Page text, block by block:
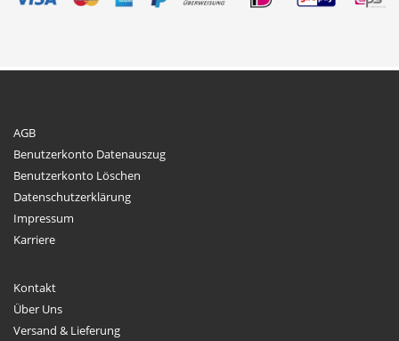
auf
gewählt
AGB
Benutzerkonto Datenauszug
Benutzerkonto Löschen
Datenschutzerklärung
Impressum
Karriere
Kontakt
Über Uns
Versand & Lieferung